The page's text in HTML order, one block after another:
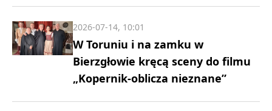
W Toruniu i na zamku w
Bierzgłowie kręcą sceny do filmu
„Kopernik-oblicza nieznane”
2026-07-14, 10:01